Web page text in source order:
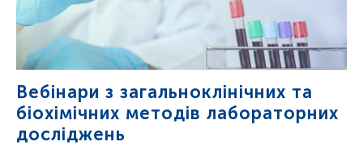
Вебінари з загальноклінічних та
біохімічних методів лабораторних
досліджень